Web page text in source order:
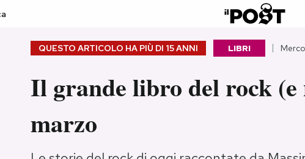
Storie/Idee
QUESTO ARTICOLO HA PIÙ DI 15 ANNI LIBRI
Il grande libro del rock (e
marzo